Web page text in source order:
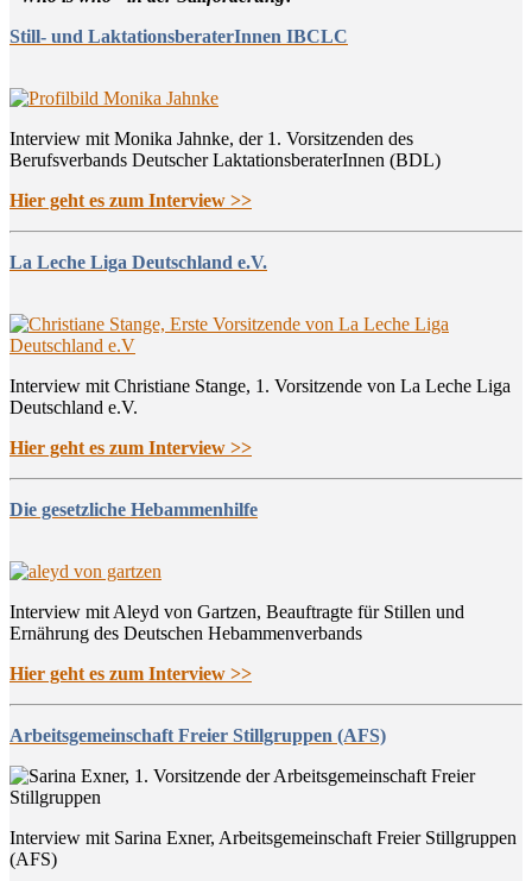
Still- und LaktationsberaterInnen IBCLC
Interview mit Monika Jahnke, der 1. Vorsitzenden des
Berufsverbands Deutscher LaktationsberaterInnen (BDL)
Hier geht es zum Interview >>
La Leche Liga Deutschland e.V.
Interview mit Christiane Stange, 1. Vorsitzende von La Leche Liga
Deutschland e.V.
Hier geht es zum Interview >>
Die gesetzliche Hebammenhilfe
Interview mit Aleyd von Gartzen, Beauftragte für Stillen und
Ernährung des Deutschen Hebammenverbands
Hier geht es zum Interview >>
Arbeitsgemeinschaft Freier Stillgruppen (AFS)
Interview mit Sarina Exner, Arbeitsgemeinschaft Freier Stillgruppen
(AFS)